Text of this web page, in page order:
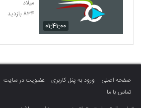
۰۱:۴۱:۰۰
میلاد
۸۳۴ بازدید
صفحه اصلی ورود به پنل کاربری عضویت در سایت
تماس با ما